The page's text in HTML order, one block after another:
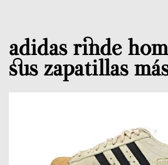
adidas rinde
sus zapatillas